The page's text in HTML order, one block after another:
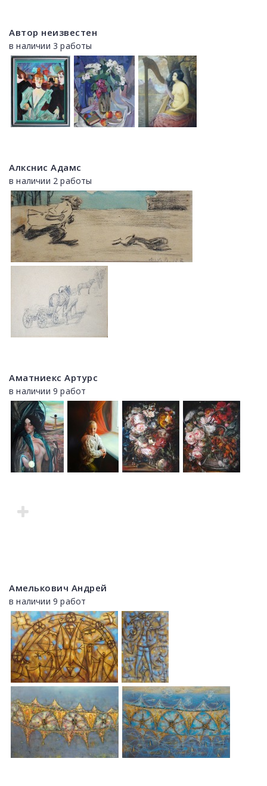
Автор неизвестен
в наличии 3 работы
Алкснис Адамс
в наличии 2 работы
Аматниекс Артурс
в наличии 9 работ
Амелькович Андрей
в наличии 9 работ